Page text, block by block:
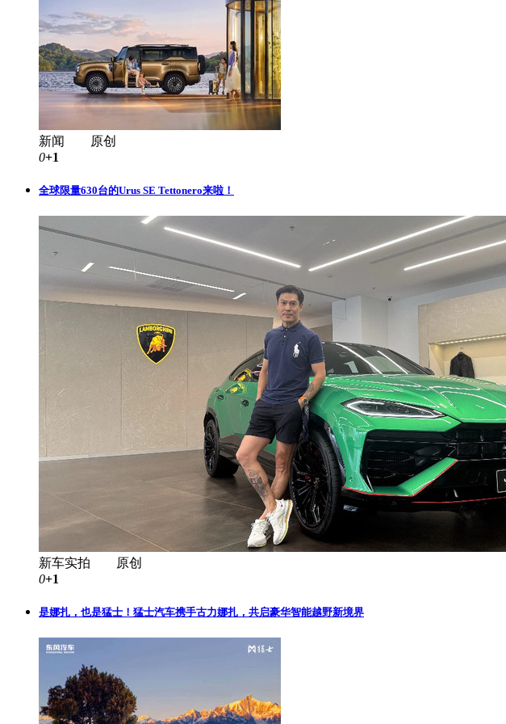
新闻 原创
0+1
全球限量630台的Urus SE Tettonero来啦！
新车实拍 原创
0+1
是娜扎，也是猛士！猛士汽车携手古力娜扎，共启豪华智能越野新境界